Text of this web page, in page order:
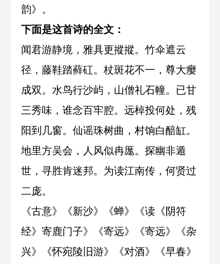
韵》。
下面是这首诗的全文：
闻君游静境，雅具更摐摐。竹伞遮云
径，藤鞋踏藓矼。杖斑花不一，尊大瘿
成双。水鸟行沙屿，山僧礼石幢。已甘
三秀味，谁念百牢腔。远棹投何处，残
阳到几窗。仙谣珠树曲，村饷白醅缸。
地里方吴会，人风似冉厖。探幽非遁
世，寻胜肯迷邦。为读江南传，何贤过
二庞。
《古意》《新沙》《蝉》《读《阴符
经》寄鹿门子》《寄远》《寄远》《杂
兴》《怀宛陵旧游》《对酒》《早春》